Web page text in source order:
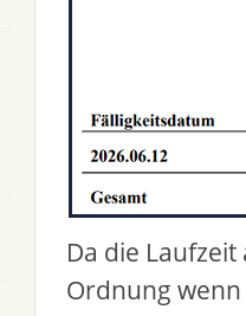
Da die
Ordnung